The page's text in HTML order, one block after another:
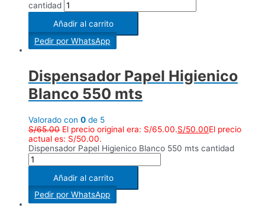
cantidad
Añadir al carrito
Pedir por WhatsApp
Dispensador Papel Higienico
Blanco 550 mts
Valorado con 0 de 5
S/65.00 El precio original era: S/65.00.S/50.00El precio
actual es: S/50.00.
Dispensador Papel Higienico Blanco 550 mts cantidad
Añadir al carrito
Pedir por WhatsApp